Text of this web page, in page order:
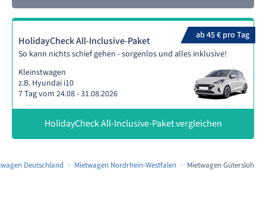
ab 45 € pro Tag
HolidayCheck All-Inclusive-Paket
So kann nichts schief gehen - sorgenlos und alles inklusive!
Kleinstwagen
z.B. Hyundai i10
7 Tag vom 24.08 - 31.08.2026
HolidayCheck All-Inclusive-Paket vergleichen
Deutschland Mietwagen Nordrhein-Westfalen Mietwagen Gütersloh